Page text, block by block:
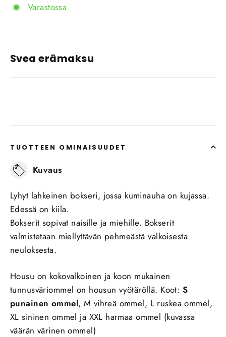
Varastossa
Svea erämaksu
TUOTTEEN OMINAISUUDET
Kuvaus
Lyhyt lahkeinen bokseri, jossa kuminauha on kujassa.
Edessä on kiila.
Bokserit sopivat naisille ja miehille. Bokserit
valmistetaan miellyttävän pehmeästä valkoisesta
neuloksesta.
Housu on kokovalkoinen ja koon mukainen
tunnusväriommel on housun vyötäröllä. Koot: S
punainen ommel, M vihreä ommel, L ruskea ommel,
XL sininen ommel ja XXL harmaa ommel (kuvassa
väärän värinen ommel)